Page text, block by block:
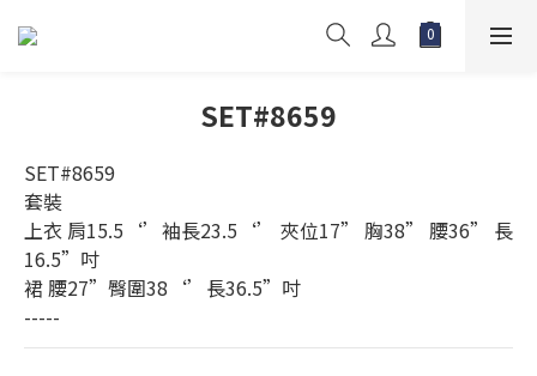
SET#8659
SET#8659
套裝
上衣 肩15.5‘’袖長23.5‘’ 夾位17” 胸38” 腰36” 長
16.5”吋
裙 腰27”臀圍38‘’長36.5”吋
-----